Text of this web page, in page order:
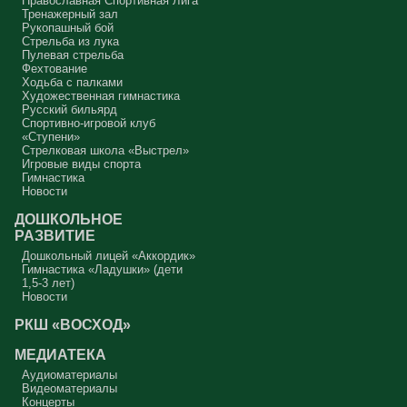
Тренажерный зал
Рукопашный бой
Стрельба из лука
Пулевая стрельба
Фехтование
Ходьба с палками
Художественная гимнастика
Русский бильярд
Спортивно-игровой клуб
«Ступени»
Стрелковая школа «Выстрел»
Игровые виды спорта
Гимнастика
Новости
ДОШКОЛЬНОЕ
РАЗВИТИЕ
Дошкольный лицей «Аккордик»
Гимнастика «Ладушки» (дети
1,5-3 лет)
Новости
РКШ «ВОСХОД»
МЕДИАТЕКА
Аудиоматериалы
Видеоматериалы
Концерты